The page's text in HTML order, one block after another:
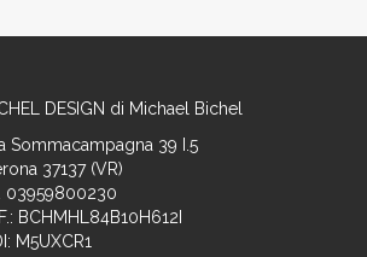
DESIGN di Michael Bichel
Sommacampagna 39 I.5
37137 (VR)
03959800230
BCHMHL84B10H612I
M5UXCR1